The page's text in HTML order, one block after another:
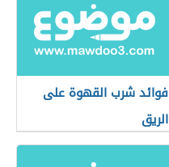
فوائد شرب القهوة على
الريق